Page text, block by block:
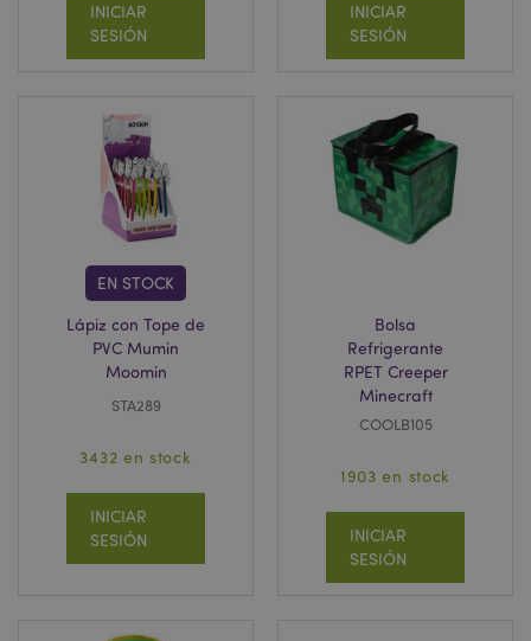
INICIAR
SESIÓN
INICIAR
SESIÓN
EN STOCK
Lápiz con Tope de
PVC Mumin
Moomin
STA289
3432 en stock
INICIAR
SESIÓN
Bolsa
Refrigerante
RPET Creeper
Minecraft
COOLB105
1903 en stock
INICIAR
SESIÓN
mage-cache-storage-section-
invalidation
Adobe Inc.
www.puckator.es
form_key
Adobe Inc.
.www.puckator.es
PHPSESSID
PHP.net
.www.puckator.es
Política de privacidad de
Google.